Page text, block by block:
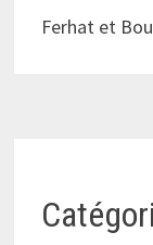
Ferhat et